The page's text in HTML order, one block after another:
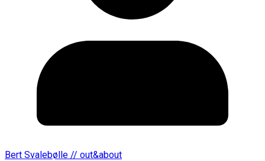
Bert Svalebølle // out&about